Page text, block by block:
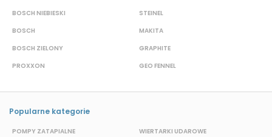
BOSCH NIEBIESKI
BOSCH
BOSCH ZIELONY
PROXXON
STEINEL
MAKITA
GRAPHITE
GEO FENNEL
Popularne kategorie
POMPY ZATAPIALNE
WIERTARKI UDAROWE